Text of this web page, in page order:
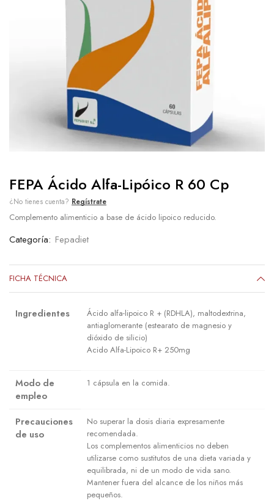
FEPA Ácido Alfa-Lipóico R 60 Cp
¿No tienes cuenta? Regístrate
Complemento alimenticio a base de ácido lipoico reducido.
Categoría: Fepadiet
FICHA TÉCNICA
Ingredientes
Ácido alfa-lipoico R + (RDHLA), maltodextrina,
antiaglomerante (estearato de magnesio y
dióxido de silicio)
Acido Alfa-Lipoico R+ 250mg
Modo de
empleo
1 cápsula en la comida.
Precauciones
de uso
No superar la dosis diaria expresamente
recomendada.
Los complementos alimenticios no deben
utilizarse como sustitutos de una dieta variada y
equilibrada, ni de un modo de vida sano.
Mantener fuera del alcance de los niños más
pequeños.